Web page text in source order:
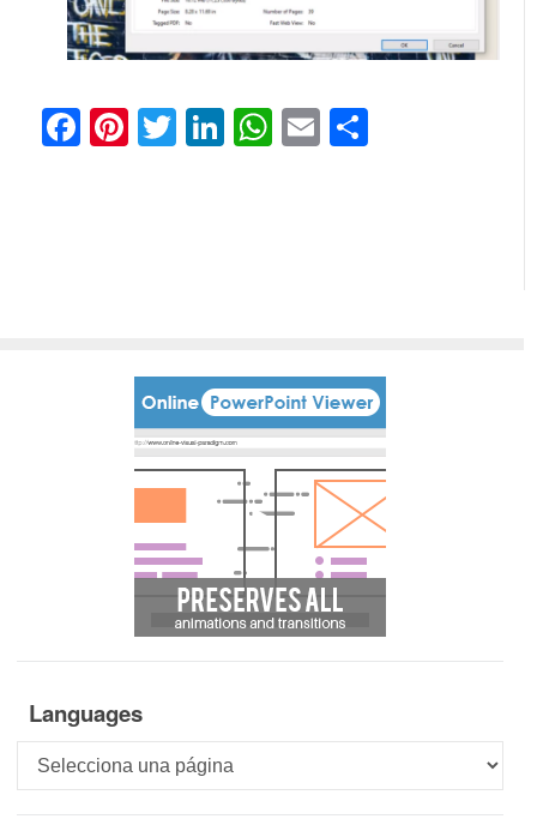
Facebook
Pinterest
Twitter
LinkedIn
WhatsApp
Email
Languages
Languages